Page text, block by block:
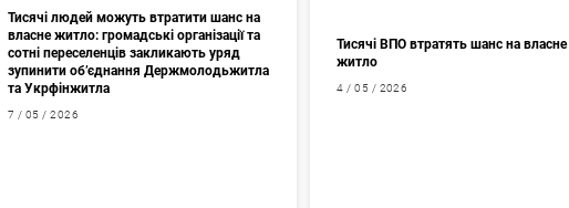
Тисячі людей можуть втратити шанс на
власне житло: громадські організації та
сотні переселенців закликають уряд
зупинити об’єднання Держмолодьжитла
та Укрфінжитла
7 / 05 / 2026
Тисячі ВПО втратять шанс на власне
житло
4 / 05 / 2026